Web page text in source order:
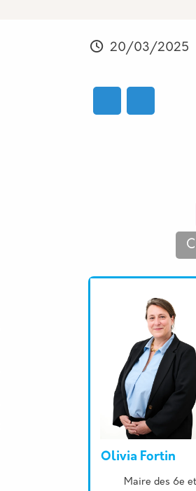
Modifié
20/03/2025
Les
Olivia Fortin
Description
Maire des 6e